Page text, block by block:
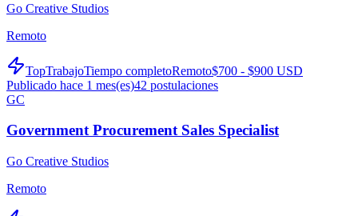
Go Creative Studios
Remoto
TopTrabajoTiempo completoRemoto$700 - $900 USD
Publicado hace 1 mes(es)42 postulaciones
GC
Government Procurement Sales Specialist
Go Creative Studios
Remoto